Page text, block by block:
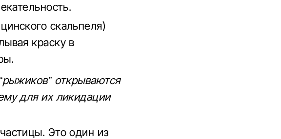
скальпеля)
краску в
открываются
для их ликидации
Это один из